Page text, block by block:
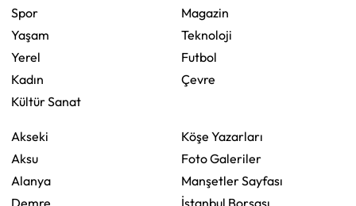
Spor
Yaşam
Yerel
Kadın
Kültür Sanat
Magazin
Teknoloji
Futbol
Çevre
Akseki
Aksu
Alanya
Köşe Yazarları
Foto Galeriler
Manşetler Sayfası